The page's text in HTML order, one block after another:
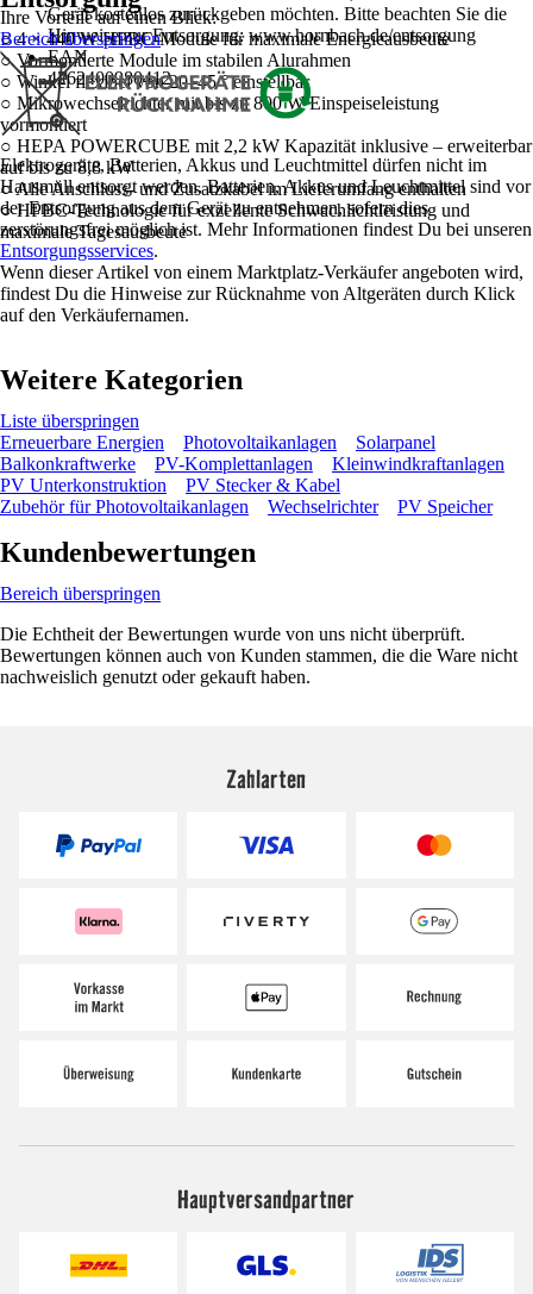
Gerät kostenlos zurückgeben möchten. Bitte beachten Sie die
Hinweise zur Entsorgung: www.hornbach.de/entsorgung
EAN
4262400980412
Ihre Vorteile auf einen Blick:
○ 4 × 440 W HPBC-Module für maximale Energieausbeute
○ Vormontierte Module im stabilen Alurahmen
○ Winkel flexibel von 20–45 ° einstellbar
○ Mikrowechselrichter mit bis zu 800 W Einspeiseleistung
vormontiert
○ HEPA POWERCUBE mit 2,2 kW Kapazität inklusive – erweiterbar
auf bis zu 8,8 kW
○ Alle Anschluss- und Zusatzkabel im Lieferumfang enthalten
○ HPBC-Technologie für exzellente Schwachlichtleistung und
maximale Tagesausbeute
Bereich überspringen
Elektrogeräte, Batterien, Akkus und Leuchtmittel dürfen nicht im
Hausmüll entsorgt werden. Batterien, Akkus und Leuchtmittel sind vor
der Entsorgung aus dem Gerät zu entnehmen, sofern dies
zerstörungsfrei möglich ist. Mehr Informationen findest Du bei unseren
Entsorgungsservices.
Wenn dieser Artikel von einem Marktplatz-Verkäufer angeboten wird,
findest Du die Hinweise zur Rücknahme von Altgeräten durch Klick
auf den Verkäufernamen.
Weitere Kategorien
Liste überspringen
Erneuerbare Energien
Photovoltaikanlagen
Solarpanel
Balkonkraftwerke
PV-Komplettanlagen
Kleinwindkraftanlagen
PV Unterkonstruktion
PV Stecker & Kabel
Zubehör für Photovoltaikanlagen
Wechselrichter PV Speicher
Kundenbewertungen
Bereich überspringen
Die Echtheit der Bewertungen wurde von uns nicht überprüft.
Bewertungen können auch von Kunden stammen, die die Ware nicht
nachweislich genutzt oder gekauft haben.
Zahlarten
Hauptversandpartner